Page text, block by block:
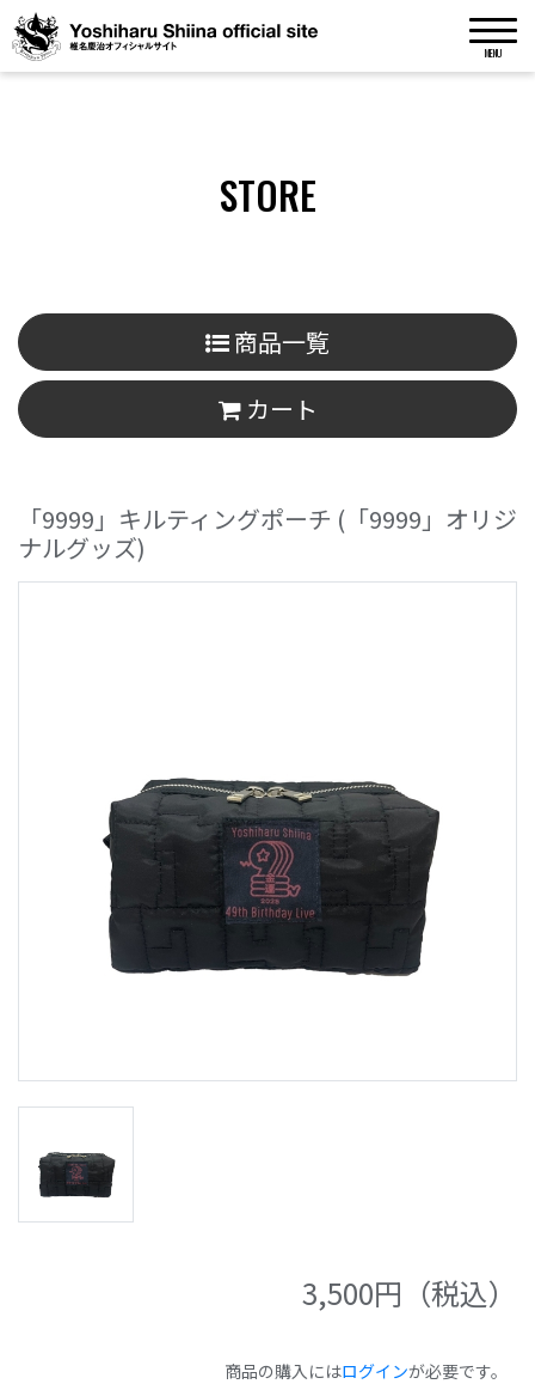
MENU
STORE
商品一覧
カート
「9999」キルティングポーチ (「9999」オリジ
ナルグッズ)
3,500円（税込）
商品の購入にはログインが必要です。